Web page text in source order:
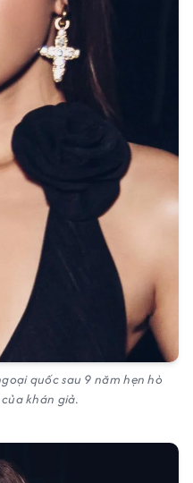
quốc sau 9 năm hẹn hò
khán giả.